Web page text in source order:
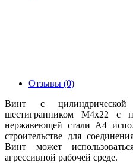
Отзывы (0)
Винт с
шестигранником М4х22 с
нержавеющей стали А4
строительстве для
Винт может
агрессивной рабочей среде.